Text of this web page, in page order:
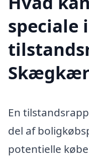
speciale i
En
del af
potentielle